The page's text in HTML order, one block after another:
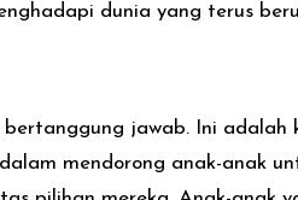
dunia yang terus
jawab. Ini adalah
mendorong anak-anak